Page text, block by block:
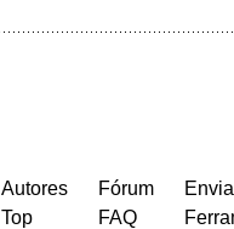
Autores
Top
Fórum
FAQ